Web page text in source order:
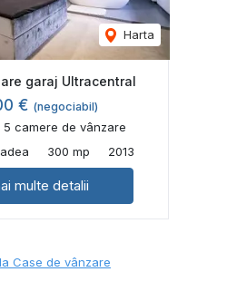
Harta
garaj Ultracentral
€ (negociabil)
5 camere de vânzare
300 mp 2013
multe detalii
Case de vânzare